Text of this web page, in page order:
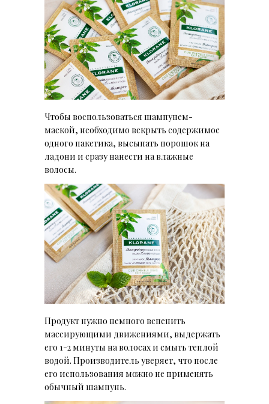
Чтобы воспользоваться шампунем-
маской, необходимо вскрыть содержимое
одного пакетика, высыпать порошок на
ладони и сразу нанести на влажные
волосы.
Продукт нужно немного вспенить
массирующими движениями, выдержать
его 1-2 минуты на волосах и смыть теплой
водой. Производитель уверяет, что после
его использования можно не применять
обычный шампунь.